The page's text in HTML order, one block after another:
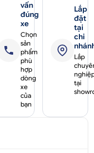
vấn
đúng
xe
Chọn
sản
phẩm
phù
hợp
dòng
xe
của
bạn
Lắp
đặt
tại
chi
Lắp
tại